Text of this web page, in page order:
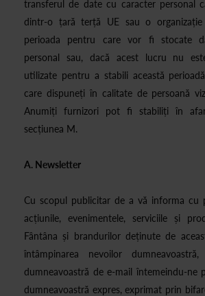
transferul de date cu caracter personal
dintr-o țară terță UE sau o organizație
perioada pentru care vor fi stocate
personal sau, dacă acest lucru nu
utilizate pentru a stabili această
care dispuneți în calitate de persoană
Anumiți furnizori pot fi stabiliți în
secțiunea M.
A. Newsletter
Cu scopul publicitar de a vă informa cu
acțiunile, evenimentele, serviciile și
Fântâna și brandurilor deținute de
întâmpinarea nevoilor
dumneavoastră de e-mail întemeindu-ne
dumneavoastră expres, exprimat prin